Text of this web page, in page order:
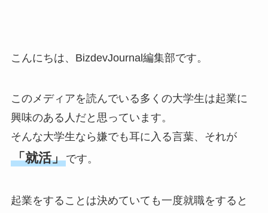
こんにちは、BizdevJournal編集部です。
このメディアを読んでいる多くの大学生は起業に
興味のある人だと思っています。
そんな大学生なら嫌でも耳に入る言葉、それが
「就活」です。
起業をすることは決めていても一度就職をすると